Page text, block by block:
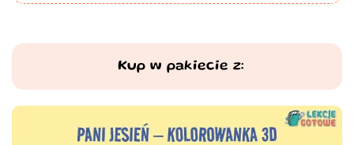
Kup w pakiecie z: